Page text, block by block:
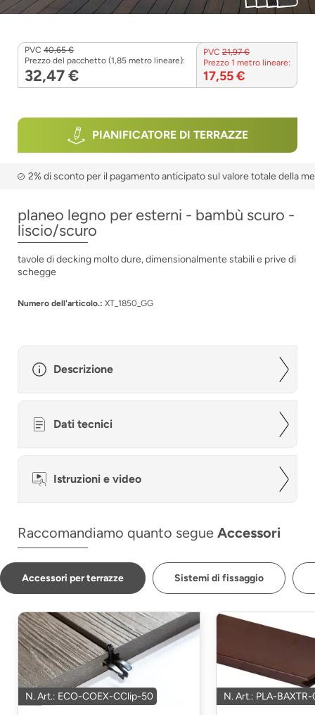
PVC 40,65 €
Prezzo del pacchetto (1,85 metro lineare):
32,47 €
PVC 21,97 €
Prezzo 1 metro lineare:
17,55 €
PIANIFICATORE DI TERRAZZE
2% di sconto per il pagamento anticipato sul valore totale della
planeo legno per esterni - bambù scuro -
liscio/scuro
tavole di decking molto dure, dimensionalmente stabili e prive di
schegge
Numero dell'articolo.: XT_1850_GG
Descrizione
Dati tecnici
Istruzioni e video
Raccomandiamo quanto segue Accessori
Accessori per terrazze Sistemi di fissaggio
N. Art.: ECO-COEX-CClip-50 N. Art.: PLA-